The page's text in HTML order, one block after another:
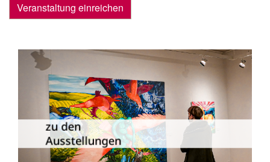
Veranstaltung einreichen
zu den
Ausstellungen
Die Dauer­ausstellungen in Meiningen
und Umgebung als Übersicht.
zu den Ausstellungen